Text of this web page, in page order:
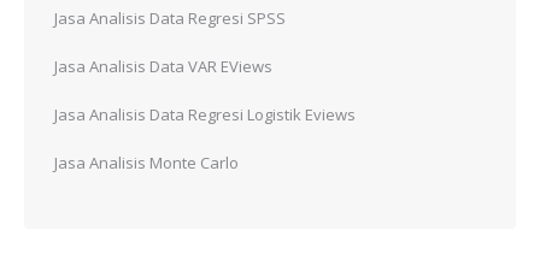
Jasa Analisis Data Regresi SPSS
Jasa Analisis Data VAR EViews
Jasa Analisis Data Regresi Logistik Eviews
Jasa Analisis Monte Carlo